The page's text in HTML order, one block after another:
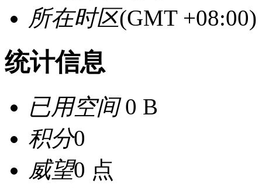
所在时区(GMT
统计信息
已用空间0 B
积分0
威望0 点